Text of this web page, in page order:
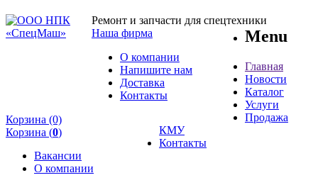
Ремонт и запчасти для спецтехники
Наша фирма
О компании
Напишите нам
Доставка
Контакты
Корзина (0)
Корзина (0)
Menu
Главная
Новости
Каталог
Услуги
Продажа
КМУ
Контакты
Вакансии
О компании